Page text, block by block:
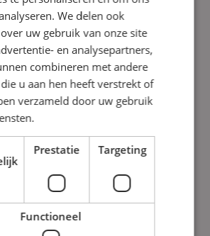
Maak
video’s en presentaties in welke stijl dan
afbeeldingen, karakters en animaties.
teams en deel je bibliotheek met je
veilig met ISO Certified Private Cloud
We delen ook
uw gebruik van onze site
en analysepartners,
combineren met andere
u aan hen heeft verstrekt of
verzameld door uw gebruik
Prestatie Targeting
Functioneel